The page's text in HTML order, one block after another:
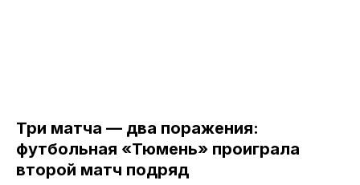
Три матча — два поражения:
футбольная «Тюмень» проиграла
второй матч подряд